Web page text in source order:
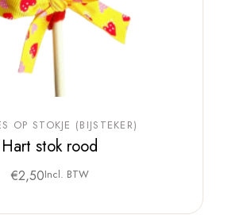
OP STOKJE (BIJSTEKER)
Hart stok rood
€2,50Incl. BTW